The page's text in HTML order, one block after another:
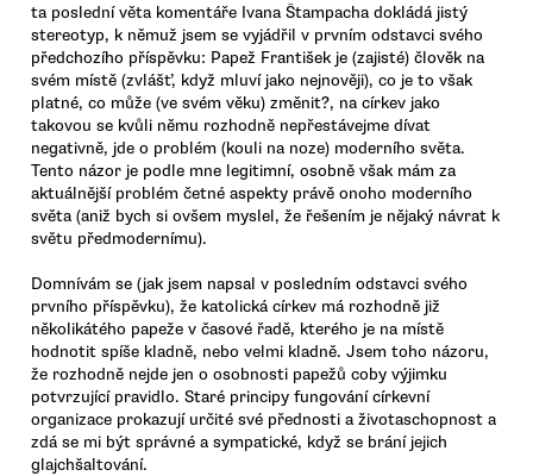
ta poslední věta komentáře Ivana Štampacha dokládá jistý
stereotyp, k němuž jsem se vyjádřil v prvním odstavci svého
předchozího příspěvku: Papež František je (zajisté) člověk na
svém místě (zvlášť, když mluví jako nejnověji), co je to však
platné, co může (ve svém věku) změnit?, na církev jako
takovou se kvůli němu rozhodně nepřestávejme dívat
negativně, jde o problém (kouli na noze) moderního světa.
Tento názor je podle mne legitimní, osobně však mám za
aktuálnější problém četné aspekty právě onoho moderního
světa (aniž bych si ovšem myslel, že řešením je nějaký návrat k
světu předmodernímu).
Domnívám se (jak jsem napsal v posledním odstavci svého
prvního příspěvku), že katolická církev má rozhodně již
několikátého papeže v časové řadě, kterého je na místě
hodnotit spíše kladně, nebo velmi kladně. Jsem toho názoru,
že rozhodně nejde jen o osobnosti papežů coby výjimku
potvrzující pravidlo. Staré principy fungování církevní
organizace prokazují určité své přednosti a životaschopnost a
zdá se mi být správné a sympatické, když se brání jejich
glajchšaltování.